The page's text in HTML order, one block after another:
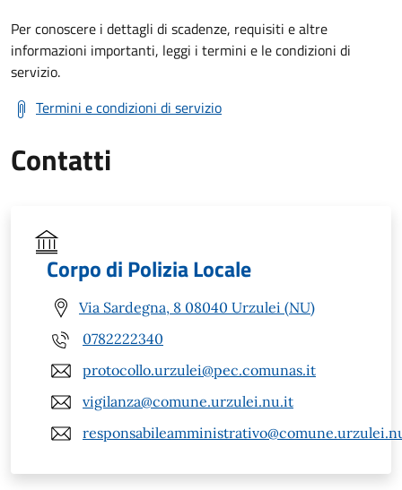
Per conoscere i dettagli di scadenze, requisiti e altre
informazioni importanti, leggi i termini e le condizioni di
servizio.
Termini e condizioni di servizio
Contatti
Corpo di Polizia Locale
Via Sardegna, 8 08040 Urzulei (NU)
0782222340
protocollo.urzulei@pec.comunas.it
vigilanza@comune.urzulei.nu.it